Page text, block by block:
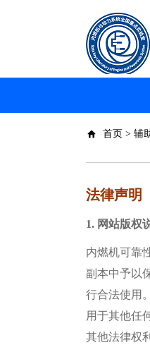
首页 > 辅
法律声明
1. 网站版权
内燃机可靠
副本中予以
行合法使用
用于其他任
其他法律权